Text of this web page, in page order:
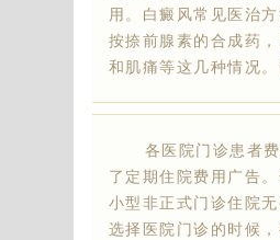
用。白癜风常见医治
按捺前腺素的合成药
和肌痛等这几种情况
各医院门诊患者费
了定期住院费用广告
小型非正式门诊住院
选择医院门诊的时候